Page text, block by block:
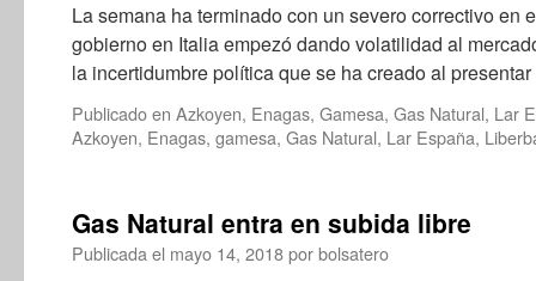
La semana ha terminado con un severo correctivo en
gobierno en Italia empezó dando volatilidad al
la incertidumbre política que se ha creado al
Publicado en Azkoyen, Enagas, Gamesa, Gas Natural, Lar
Azkoyen, Enagas, gamesa, Gas Natural, Lar España,
Gas Natural entra en subida libre
Publicada el mayo 14, 2018porbolsatero